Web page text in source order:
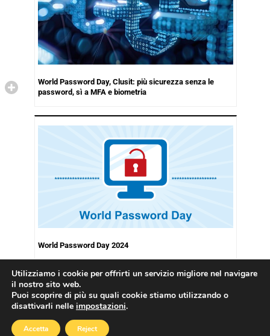
World Password Day, Clusit: più sicurezza senza le
password, sì a MFA e biometria
World Password Day 2024
Copyright © 2026
Utilizziamo i cookie per offrirti un servizio migliore nel navigare
il nostro sito web.
Puoi scoprire di più su quali cookie stiamo utilizzando o
disattivarli nelle impostazioni.
Accetta Reject